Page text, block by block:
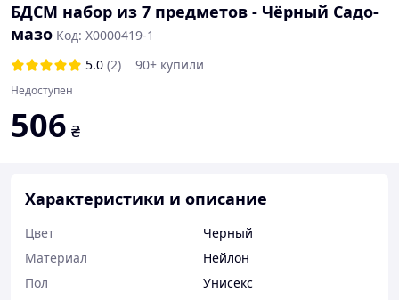
БДСМ набор из 7 предметов - Чёрный Садо-
мазо Код: X0000419-1
5.0 (2) 90+ купили
Недоступен
506 ₴
Характеристики и описание
Цвет
Черный
Материал
Нейлон
Пол
Унисекс